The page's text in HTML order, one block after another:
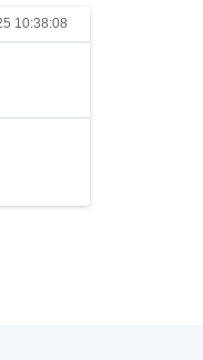
10:38:08